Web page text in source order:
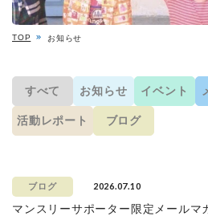
TOP お知らせ
すべて お知らせ イベント
活動レポート ブログ
ブログ 2026.07.10
マンスリーサポーター限定メールマ